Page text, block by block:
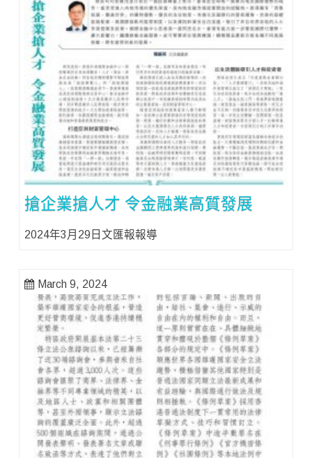
搶企業搶人才 令金融業高質發展
2024年3月29日文匯報報導
March 9, 2024